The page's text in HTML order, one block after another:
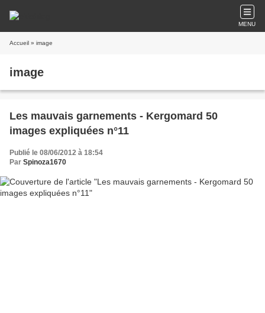
MENU
Accueil » image
image
Les mauvais garnements - Kergomard 50
images expliquées n°11
Publié le 08/06/2012 à 18:54
Par Spinoza1670